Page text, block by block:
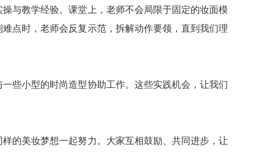
与教学经验。课堂上，老师不会局限于固定的妆面模
点时，老师会反复示范，拆解动作要领，直到我们理
些小型的时尚造型协助工作。这些实践机会，让我们
的美妆梦想一起努力。大家互相鼓励、共同进步，让